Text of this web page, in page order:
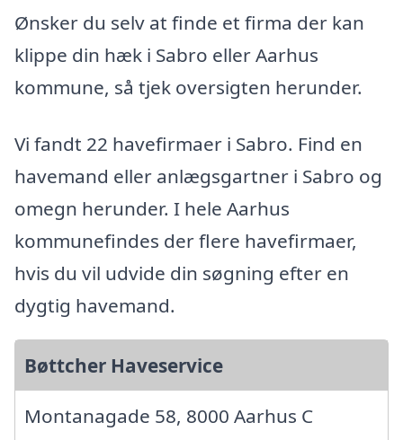
Ønsker du selv at finde et firma der kan
klippe din hæk i Sabro eller Aarhus
kommune, så tjek oversigten herunder.
Vi fandt 22 havefirmaer i Sabro. Find en
havemand eller anlægsgartner i Sabro og
omegn herunder. I hele Aarhus
kommunefindes der flere havefirmaer,
hvis du vil udvide din søgning efter en
dygtig havemand.
Bøttcher Haveservice
Montanagade 58, 8000 Aarhus C